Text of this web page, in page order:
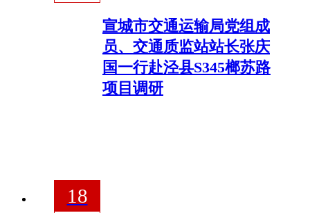
宣城市交通运输局党组成
员、交通质监站站长张庆
国一行赴泾县S345榔苏路
项目调研
18